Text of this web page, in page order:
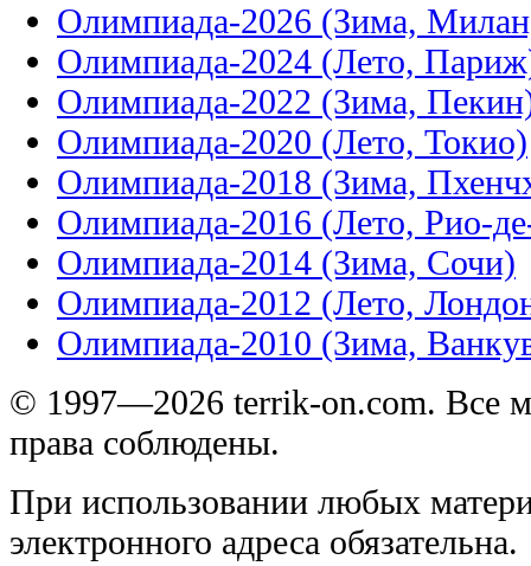
Олимпиада-2026 (Зима,
Олимпиада-2024 (Лето,
Олимпиада-2022 (Зима,
Олимпиада-2020 (Лето, Токио)
Олимпиада-2018 (Зима,
Олимпиада-2016 (Лето, Рио-
Олимпиада-2014 (Зима, Сочи)
Олимпиада-2012 (Лето,
Олимпиада-2010 (Зима,
© 1997—2026 terrik-on.com. Все
права соблюдены.
При использовании любых
электронного адреса обязательна.